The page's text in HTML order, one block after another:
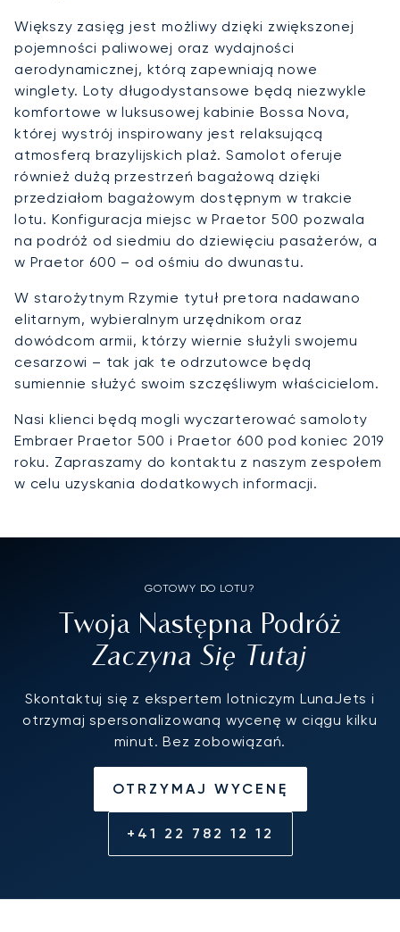
Większy zasięg jest możliwy dzięki zwiększonej
pojemności paliwowej oraz wydajności
aerodynamicznej, którą zapewniają nowe
winglety. Loty długodystansowe będą niezwykle
komfortowe w luksusowej kabinie Bossa Nova,
której wystrój inspirowany jest relaksującą
atmosferą brazylijskich plaż. Samolot oferuje
również dużą przestrzeń bagażową dzięki
przedziałom bagażowym dostępnym w trakcie
lotu. Konfiguracja miejsc w Praetor 500 pozwala
na podróż od siedmiu do dziewięciu pasażerów, a
w Praetor 600 – od ośmiu do dwunastu.
W starożytnym Rzymie tytuł pretora nadawano
elitarnym, wybieralnym urzędnikom oraz
dowódcom armii, którzy wiernie służyli swojemu
cesarzowi – tak jak te odrzutowce będą
sumiennie służyć swoim szczęśliwym właścicielom.
Nasi klienci będą mogli wyczarterować samoloty
Embraer Praetor 500 i Praetor 600 pod koniec 2019
roku. Zapraszamy do kontaktu z naszym zespołem
w celu uzyskania dodatkowych informacji.
GOTOWY DO LOTU?
Twoja Następna Podróż
Zaczyna Się Tutaj
Skontaktuj się z ekspertem lotniczym LunaJets i
otrzymaj spersonalizowaną wycenę w ciągu kilku
minut. Bez zobowiązań.
OTRZYMAJ WYCENĘ
+41 22 782 12 12